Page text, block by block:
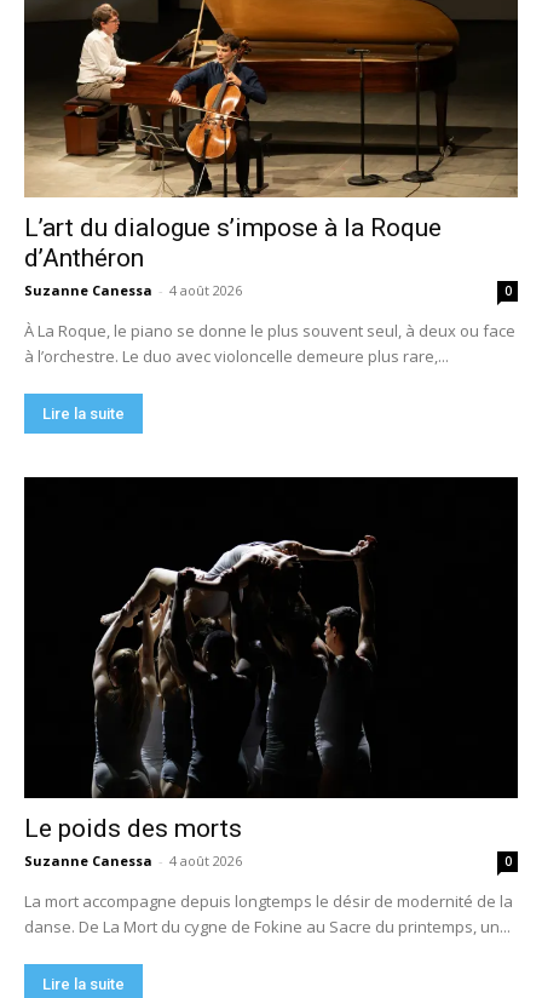
L’art du dialogue s’impose à la Roque
d’Anthéron
Suzanne Canessa - 4 août 2026 0
À La Roque, le piano se donne le plus souvent seul, à deux ou face
à l’orchestre. Le duo avec violoncelle demeure plus rare,...
Lire la suite
Le poids des morts
Suzanne Canessa - 4 août 2026 0
La mort accompagne depuis longtemps le désir de modernité de la
danse. De La Mort du cygne de Fokine au Sacre du printemps, un...
Lire la suite